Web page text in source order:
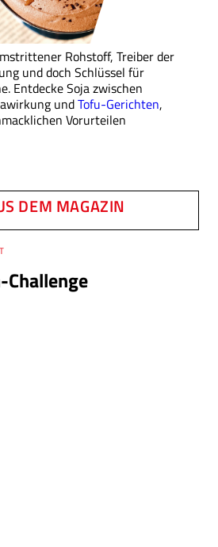
Rohstoff, Treiber der
und doch Schlüssel für
Entdecke Soja zwischen
undTofu-Gerichten,
Vorurteilen
DEM MAGAZIN